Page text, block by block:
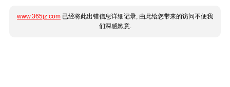
www.365jz.com 已经将此出错信息详细记录, 由此给您带来的访问不便我
们深感歉意.